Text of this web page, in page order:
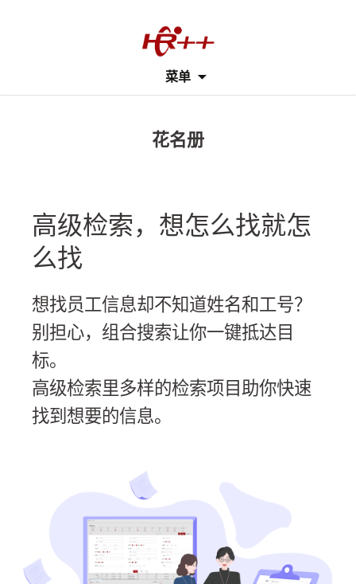
菜单
花名册
高级检索，想怎么找就怎
么找
想找员工信息却不知道姓名和工号？
别担心，组合搜索让你一键抵达目
标。
高级检索里多样的检索项目助你快速
找到想要的信息。